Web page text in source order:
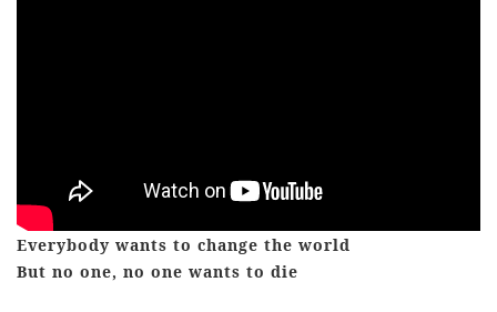
Everybody wants to change the world
But no one, no one wants to die